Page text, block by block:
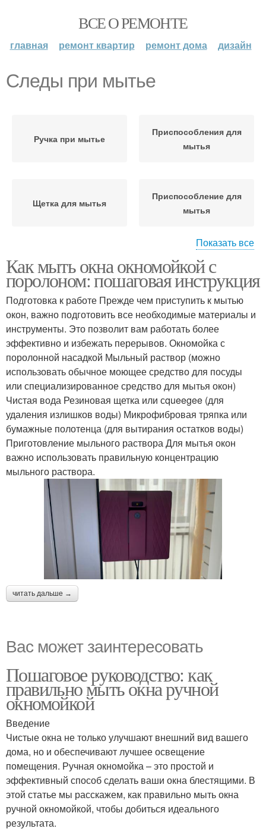
ВСЕ О РЕМОНТЕ
главная ремонт квартир ремонт дома дизайн
Следы при мытье
Ручка при мытье
Приспособления для
мытья
Щетка для мытья
Приспособление для
мытья
Щетки для мытья
Показать все
Как мыть окна окномойкой с
поролоном: пошаговая инструкция
Подготовка к работе Прежде чем приступить к мытью
окон, важно подготовить все необходимые материалы и
инструменты. Это позволит вам работать более
эффективно и избежать перерывов. Окномойка с
поролонной насадкой Мыльный раствор (можно
использовать обычное моющее средство для посуды
или специализированное средство для мытья окон)
Чистая вода Резиновая щетка или сqueegee (для
удаления излишков воды) Микрофибровая тряпка или
бумажные полотенца (для вытирания остатков воды)
Приготовление мыльного раствора Для мытья окон
важно использовать правильную концентрацию
мыльного раствора.
читать дальше →
Вас может заинтересовать
Пошаговое руководство: как
правильно мыть окна ручной
окномойкой
Введение
Чистые окна не только улучшают внешний вид вашего
дома, но и обеспечивают лучшее освещение
помещения. Ручная окномойка – это простой и
эффективный способ сделать ваши окна блестящими. В
этой статье мы расскажем, как правильно мыть окна
ручной окномойкой, чтобы добиться идеального
результата.